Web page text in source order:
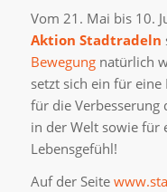
Vom 21. Mai bis 10.
Aktion Stadtradeln
Bewegungnatürlich
setzt sich ein für
für die Verbesserung
in der Welt sowie für
Lebensgefühl!
Auf der Seite